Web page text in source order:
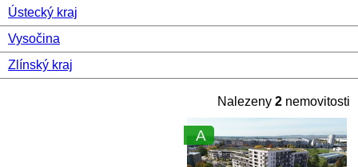
Ústecký kraj
Vysočina
Zlínský kraj
Nalezeny 2 nemovitosti
A